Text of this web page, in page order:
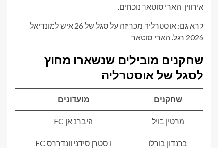
אירווין והארי סוטאר נוכחים.
קרא גם: אוסטרליה מכריזה על סגל של 26 איש למונדיאל
2026 רגל. הארי סוטאר
שחקנים מובילים שנשארו מחוץ
לסגל של אוסטרליה
שחקנים מועדונים
מרטין בויל היברניאן FC
ברנדון בורלו ווסטרן סידני וונדררס FC